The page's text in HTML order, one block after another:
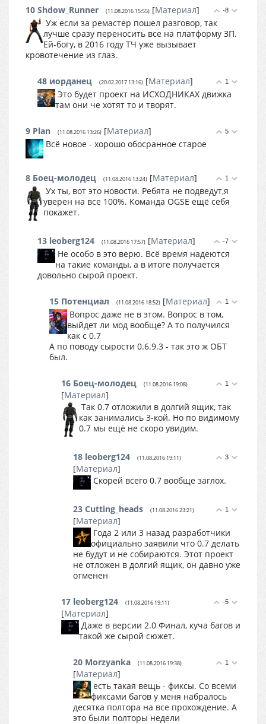
-8
10 Shdow_Runner (11.08.2016 15:55) [Материал]
Уж если за ремастер пошел разговор, так
лучше сразу переносить все на платформу ЗП.
Ей-богу, в 2016 году ТЧ уже вызывает
кровотечение из глаз.
1
48 иорданец (20.02.2017 13:16) [Материал]
Это будет проект на ИСХОДНИКАХ движка
там они че хотят то и творят.
5
9 Plan (11.08.2016 13:26) [Материал]
Всё новое - хорошо обосранное старое
1
8 Боец-молодец (11.08.2016 13:24) [Материал]
Ух ты, вот это новости. Ребята не подведут,я
уверен на все 100%. Команда OGSE ещё себя
покажет.
-7
13 leoberg124 (11.08.2016 17:57) [Материал]
Не особо в это верю. Всё время надеются
на такие команды, а в итоге получается
довольно сырой проект.
1
15 Потенциал (11.08.2016 18:52) [Материал]
Вопрос даже не в этом. Вопрос в том,
выйдет ли мод вообще? А то получился
как с 0.7
А по поводу сырости 0.6.9.3 - так это ж ОБТ
был.
1
16 Боец-молодец (11.08.2016 19:08)
[Материал]
Так 0.7 отложили в долгий ящик, так
как занимались 3-кой. Но по видимому
0.7 мы ещё не скоро увидим.
3
18 leoberg124 (11.08.2016 19:11)
[Материал]
Скорей всего 0.7 вообще заглох.
1
23 Cutting_heads (11.08.2016 23:21)
[Материал]
Года 2 или 3 назад разработчики
официально заявили что 0.7 делать
не будут и не собираются. Этот проект
не отложен в долгий ящик, он давно уже
отменен
-5
17 leoberg124 (11.08.2016 19:11)
[Материал]
Даже в версии 2.0 Финал, куча багов и
такой же сырой сюжет.
1
20 Morzyanka (11.08.2016 19:38)
[Материал]
есть такая вещь - фиксы. Со всеми
фиксами багов у меня набралось
десятка полтора на все прохождение. А
это были полторы недели